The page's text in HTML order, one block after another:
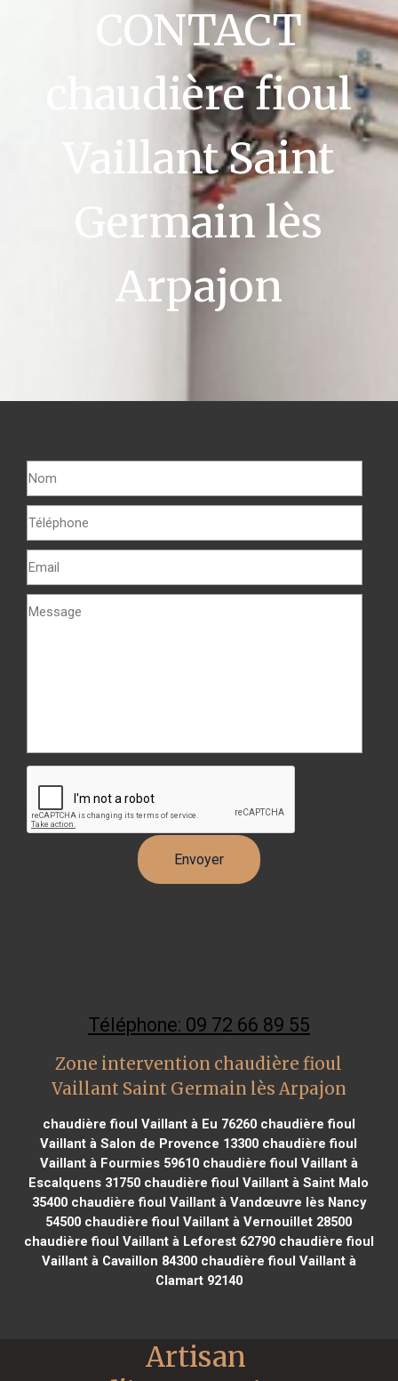
CONTACT
chaudière fioul
Vaillant Saint
Germain lès
Arpajon
Téléphone: 09 72 66 89 55
Zone intervention chaudière fioul
Vaillant Saint Germain lès Arpajon
chaudière fioul Vaillant à Eu 76260chaudière fioul
Vaillant à Salon de Provence 13300 chaudière fioul
Vaillant à Fourmies 59610chaudière fioul Vaillant à
Escalquens 31750 chaudière fioul Vaillant à Saint Malo
35400chaudière fioul Vaillant à Vandœuvre lès Nancy
54500 chaudière fioul Vaillant à Vernouillet 28500
chaudière fioul Vaillant à Leforest 62790chaudière fioul
Vaillant à Cavaillon 84300chaudière fioul Vaillant à
Clamart 92140
Artisan